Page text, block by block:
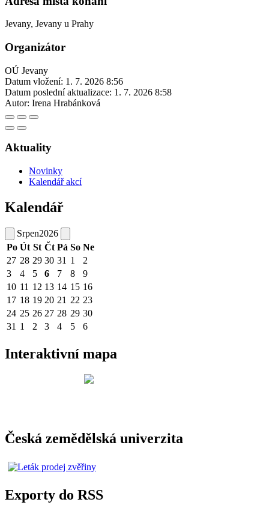
Jevany, Jevany u Prahy
Organizátor
OÚ Jevany
Datum vložení: 1. 7. 2026 8:56
Datum poslední aktualizace: 1. 7. 2026 8:58
Autor: Irena Hrabánková
Aktuality
Novinky
Kalendář akcí
Kalendář
Srpen2026
Po Út St Čt Pá So Ne
27 28 29 30 31 1
2
3
4 5 6 7 8
9
10 11 12 13 14 15 16
17 18 19 20 21 22 23
24 25 26 27 28 29 30
31 1 2 3 4 5 6
Interaktivní mapa
Česká zemědělská univerzita
Exporty do RSS